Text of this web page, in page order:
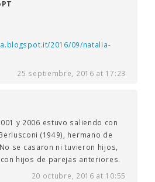
2016/09/natalia-
25 septiembre, 2016 at 17:23
y 2006 estuvo saliendo con
(1949), hermano de
se casaron ni tuvieron hijos,
hijos de parejas anteriores.
20 octubre, 2016 at 10:55